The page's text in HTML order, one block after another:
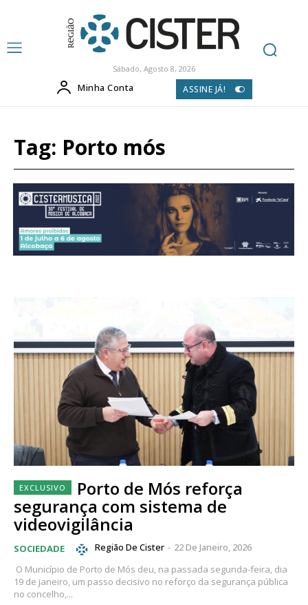
Sábado, Agosto 8, 2026
Minha Conta ASSINE JÁ!
Tag: Porto mós
Porto de Mós reforça
segurança com sistema de
videovigilância
SOCIEDADE Região De Cister - 22 De Janeiro, 2026
O Município de Porto de Mós deu, na passada segunda-feira, dia
19 de janeiro, um passo decisivo no reforço da segurança pública
no concelho,...